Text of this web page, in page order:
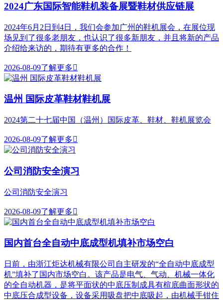
2024广东国际智能鞋机装备展暨鞋材供应链展
2024年6月2日到4日，我们会参加广州的鞋机展会，在展位现
场见到了很多老朋友，也认识了很多新朋友，并且将新的产品
介绍给来访的，期待有更多的合作！
2026-08-09了解更多
温州 国际皮革鞋材鞋机展
2024第二十七届中国（温州）国际皮革、鞋材、鞋机展览会
2026-08-09了解更多
公司消防安全演习
公司消防安全演习
2026-08-09了解更多
国内首台全自动中底成型机填补市场空白
日前，由浙江炬达机械有限公司自主研发的“全自动中底成型
机”填补了国内市场空白。该产品是电气、气动、机械一体化
的全自动机器，是将平面状的中底压制成具有楦底曲面形状的
中底压合成型设备，设备采用吸盘把中底吸起，由机械手钳住